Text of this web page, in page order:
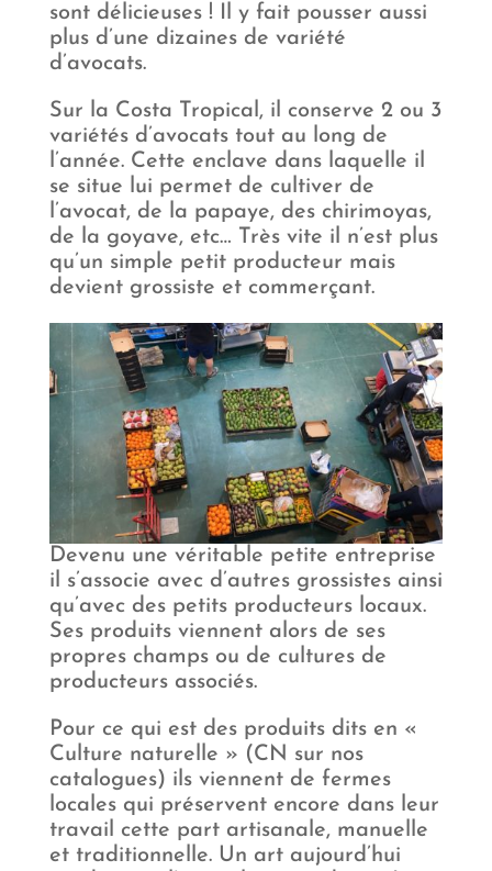
sont délicieuses ! Il y fait pousser aussi
plus d’une dizaines de variété
d’avocats.
Sur la Costa Tropical, il conserve 2 ou 3
variétés d’avocats tout au long de
l’année. Cette enclave dans laquelle il
se situe lui permet de cultiver de
l’avocat, de la papaye, des chirimoyas,
de la goyave, etc… Très vite il n’est plus
qu’un simple petit producteur mais
devient grossiste et commerçant.
Devenu une véritable petite entreprise
il s’associe avec d’autres grossistes ainsi
qu’avec des petits producteurs locaux.
Ses produits viennent alors de ses
propres champs ou de cultures de
producteurs associés.
Pour ce qui est des produits dits en «
Culture naturelle » (CN sur nos
catalogues) ils viennent de fermes
locales qui préservent encore dans leur
travail cette part artisanale, manuelle
et traditionnelle. Un art aujourd’hui